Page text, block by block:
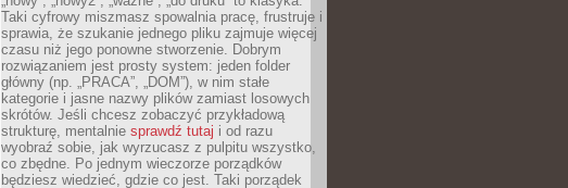
Taki cyfrowy miszmasz spowalnia pracę, frustruje i
sprawia, że szukanie jednego pliku zajmuje więcej
czasu niż jego ponowne stworzenie. Dobrym
rozwiązaniem jest prosty system: jeden folder
główny (np. „PRACA”, „DOM”), w nim stałe
kategorie i jasne nazwy plików zamiast losowych
skrótów. Jeśli chcesz zobaczyć przykładową
strukturę, mentalnie sprawdź tutaj i od razu
wyobraź sobie, jak wyrzucasz z pulpitu wszystko,
co zbędne. Po jednym wieczorze porządków
będziesz wiedzieć, gdzie co jest. Taki porządek